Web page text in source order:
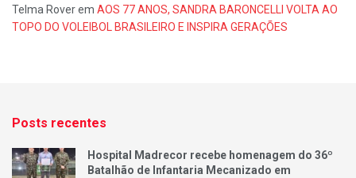
Telma Roverem AOS 77 ANOS, SANDRA BARONCELLI VOLTA AO
TOPO DO VOLEIBOL BRASILEIRO E INSPIRA GERAÇÕES
Posts recentes
Hospital Madrecor recebe homenagem do 36º
Batalhão de Infantaria Mecanizado em